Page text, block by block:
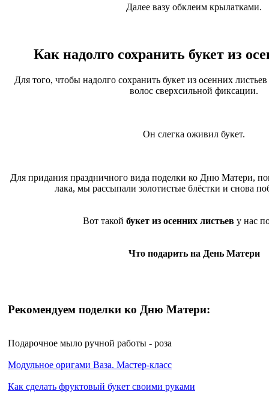
Далее вазу обклеим крылатками.
Как надолго сохранить букет из
Для того, чтобы надолго сохранить букет из осенних
волос сверхсильной фиксации.
Он слегка оживил букет.
Для придания праздничного вида поделки ко Дню Матери,
лака, мы рассыпали золотистые блёстки и снова
Вот такой букет из осенних листьев у нас
Что подарить на День Матери
Рекомендуем поделки ко Дню Матери:
Подарочное мыло ручной работы - роза
Модульное оригами Ваза. Мастер-класс
Как сделать фруктовый букет своими руками